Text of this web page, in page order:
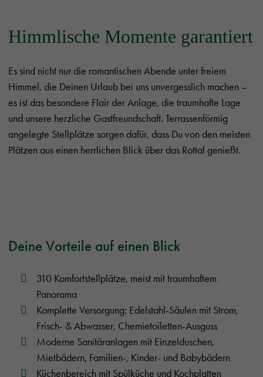
Himmlische Momente garantiert
Es sind nicht nur die romantischen Abende unter freiem
Himmel, die Deinen Urlaub bei uns unvergesslich machen –
es ist das besondere Flair der Anlage, die traumhafte Lage
und unsere herzliche Gastfreundschaft. Terrassenförmig
angelegte Stellplätze sorgen dafür, dass Du von den meisten
Plätzen aus einen herrlichen Blick über das Rottal genießt.
Deine Vorteile auf einen Blick
310 Komfortstellplätze, meist mit traumhaftem
Panorama
Komplette Versorgung: Edelstahl-Säulen mit Strom,
Frisch- & Abwasser, Chemietoiletten-Ausguss
Moderne Sanitäranlagen mit Einzelduschen,
Mietbädern, Familien-, Kinder- und Babybädern
Küchenbereich mit Spülküche und Kochplatten